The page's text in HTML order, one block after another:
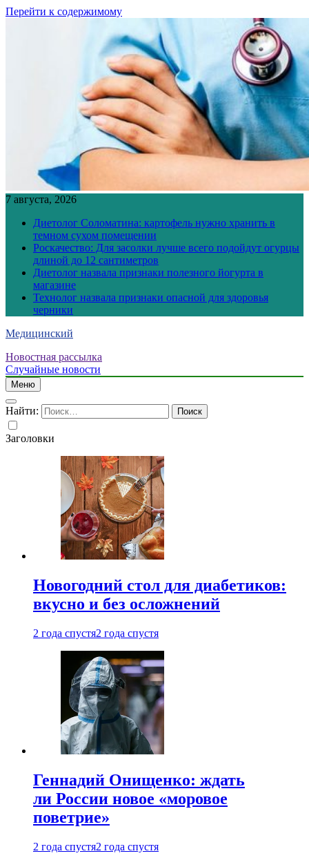
Перейти к содержимому
7 августа, 2026
Диетолог Соломатина: картофель нужно хранить в
темном сухом помещении
Роскачество: Для засолки лучше всего подойдут огурцы
длиной до 12 сантиметров
Диетолог назвала признаки полезного йогурта в
магазине
Технолог назвала признаки опасной для здоровья
черники
Медицинский
Новостная рассылка
Случайные новости
Меню
Найти:
Заголовки
Новогодний стол для диабетиков:
вкусно и без осложнений
2 года спустя2 года спустя
Геннадий Онищенко: ждать
ли России новое «моровое
поветрие»
2 года спустя2 года спустя